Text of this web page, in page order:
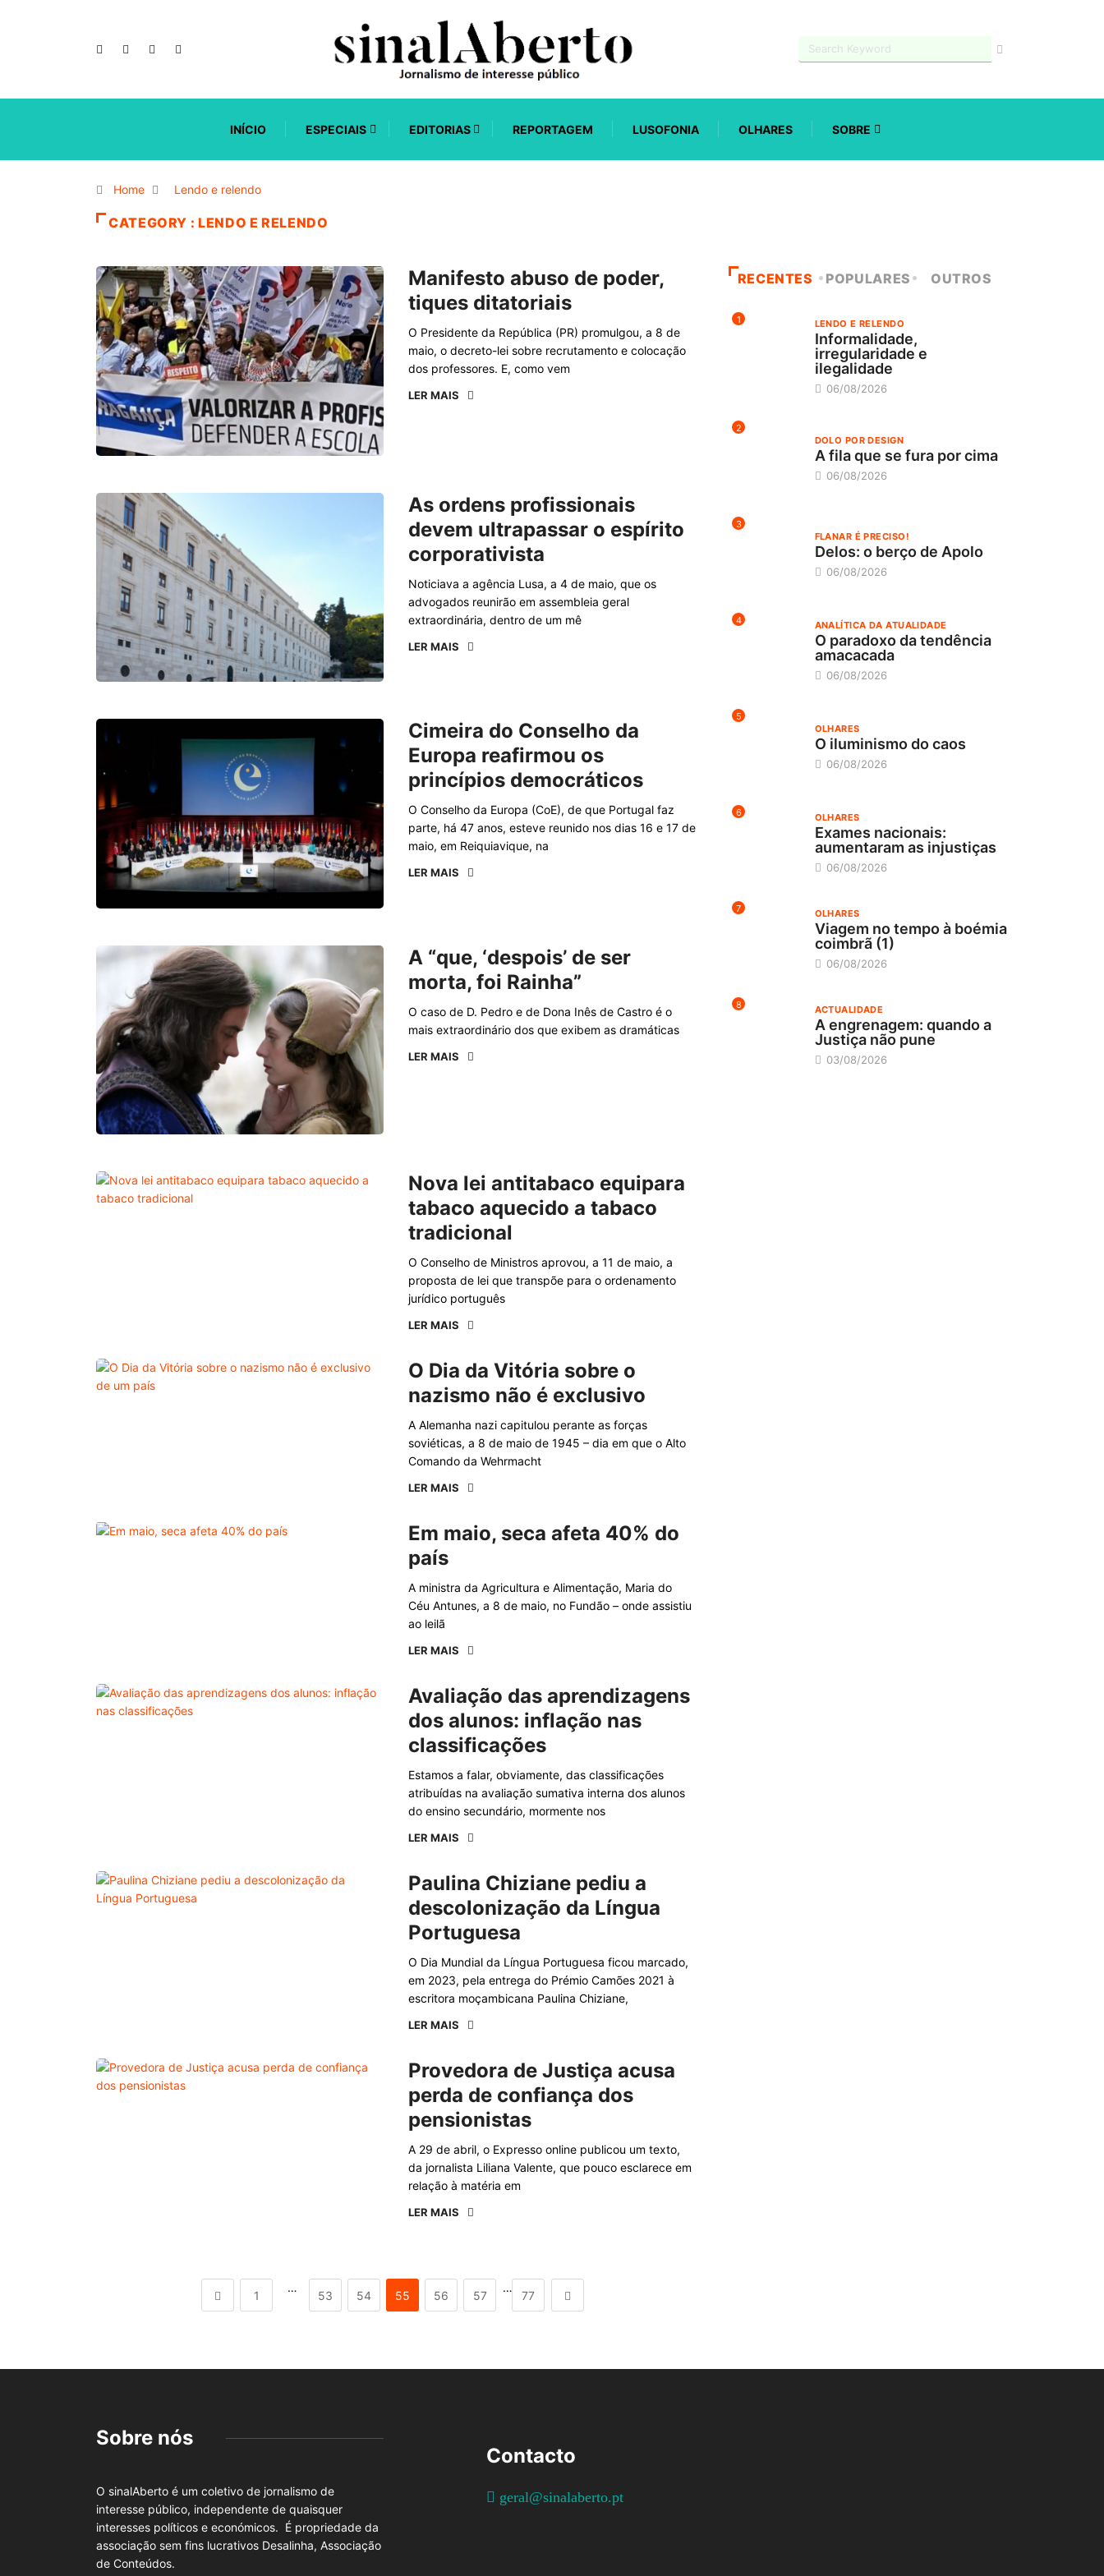
INÍCIO ESPECIAIS EDITORIAS REPORTAGEM LUSOFONIA OLHARES SOBRE
Home Lendo e relendo
CATEGORY : LENDO E RELENDO
Manifesto abuso de poder,
tiques ditatoriais
O Presidente da República (PR) promulgou, a 8 de
maio, o decreto-lei sobre recrutamento e colocação
dos professores. E, como vem
LER MAIS
As ordens profissionais
devem ultrapassar o espírito
corporativista
Noticiava a agência Lusa, a 4 de maio, que os
advogados reunirão em assembleia geral
extraordinária, dentro de um mê
LER MAIS
Cimeira do Conselho da
Europa reafirmou os
princípios democráticos
O Conselho da Europa (CoE), de que Portugal faz
parte, há 47 anos, esteve reunido nos dias 16 e 17 de
maio, em Reiquiavique, na
LER MAIS
A “que, ‘despois’ de ser
morta, foi Rainha”
O caso de D. Pedro e de Dona Inês de Castro é o
mais extraordinário dos que exibem as dramáticas
LER MAIS
Nova lei antitabaco equipara
tabaco aquecido a tabaco
tradicional
O Conselho de Ministros aprovou, a 11 de maio, a
proposta de lei que transpõe para o ordenamento
jurídico português
LER MAIS
O Dia da Vitória sobre o
nazismo não é exclusivo
A Alemanha nazi capitulou perante as forças
soviéticas, a 8 de maio de 1945 – dia em que o Alto
Comando da Wehrmacht
LER MAIS
Em maio, seca afeta 40% do
país
A ministra da Agricultura e Alimentação, Maria do
Céu Antunes, a 8 de maio, no Fundão – onde assistiu
ao leilã
LER MAIS
Avaliação das aprendizagens
dos alunos: inflação nas
classificações
Estamos a falar, obviamente, das classificações
atribuídas na avaliação sumativa interna dos alunos
do ensino secundário, mormente nos
LER MAIS
Paulina Chiziane pediu a
descolonização da Língua
Portuguesa
O Dia Mundial da Língua Portuguesa ficou marcado,
em 2023, pela entrega do Prémio Camões 2021 à
escritora moçambicana Paulina Chiziane,
LER MAIS
Provedora de Justiça acusa
perda de confiança dos
pensionistas
A 29 de abril, o Expresso online publicou um texto,
da jornalista Liliana Valente, que pouco esclarece em
relação à matéria em
LER MAIS
1
…
53 54 55 56 57
…
77
RECENTES POPULARES OUTROS
1 LENDO E RELENDO
Informalidade,
irregularidade e
ilegalidade
06/08/2026
2
DOLO POR DESIGN
A fila que se fura por cima
06/08/2026
3
FLANAR É PRECISO!
Delos: o berço de Apolo
06/08/2026
4 ANALÍTICA DA ATUALIDADE
O paradoxo da tendência
amacacada
06/08/2026
5
OLHARES
O iluminismo do caos
06/08/2026
6 OLHARES
Exames nacionais:
aumentaram as injustiças
06/08/2026
7 OLHARES
Viagem no tempo à boémia
coimbrã (1)
06/08/2026
8 ACTUALIDADE
A engrenagem: quando a
Justiça não pune
03/08/2026
Sobre nós
O sinalAberto é um coletivo de jornalismo de
interesse público, independente de quaisquer
interesses políticos e económicos. É propriedade da
associação sem fins lucrativos Desalinha, Associação
de Conteúdos.
Contacto
geral@sinalaberto.pt